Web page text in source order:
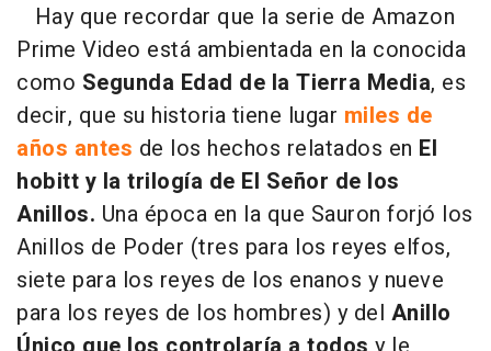
Hay que recordar que la serie de Amazon
Prime Video está ambientada en la conocida
como Segunda Edad de la Tierra Media, es
decir, que su historia tiene lugar miles de
años antes de los hechos relatados en El
hobitt y la trilogía de El Señor de los
Anillos. Una época en la que Sauron forjó los
Anillos de Poder (tres para los reyes elfos,
siete para los reyes de los enanos y nueve
para los reyes de los hombres) y del Anillo